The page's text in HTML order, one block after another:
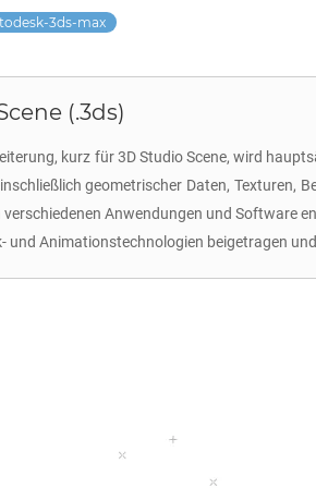
3ds-max
(.3ds)
kurz für 3D Studio Scene, wird
geometrischer Daten,
verschiedenen Anwendungen und Software
und Animationstechnologien beigetragen